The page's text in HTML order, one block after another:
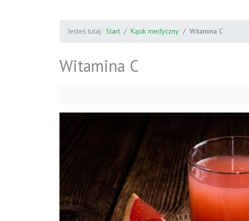
Jesteś tutaj: Start Kącik medyczny Witamina C
Witamina C